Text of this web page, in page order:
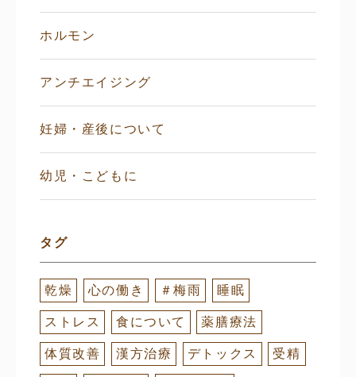
ホルモン
アンチエイジング
妊婦・産後について
幼児・こどもに
タグ
乾燥 心の働き ＃梅雨 睡眠
ストレス 食について 薬膳療法
体質改善 漢方治療 デトックス 受精